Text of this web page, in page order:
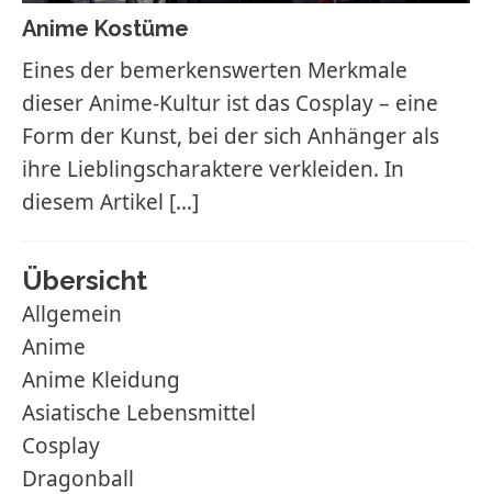
Anime Kostüme
Eines der bemerkenswerten Merkmale
dieser Anime-Kultur ist das Cosplay – eine
Form der Kunst, bei der sich Anhänger als
ihre Lieblingscharaktere verkleiden. In
diesem Artikel […]
Übersicht
Allgemein
Anime
Anime Kleidung
Asiatische Lebensmittel
Cosplay
Dragonball